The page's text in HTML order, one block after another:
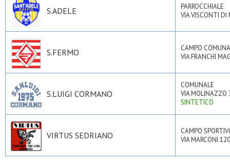
S.ADELE
PARROCCHIALE
VIA VISCONTI DI
S.FERMO
CAMPO
VIA FRANCHI
S.LUIGI CORMANO
COMUNALE
VIA MOLINAZZO
SINTETICO
VIRTUS SEDRIANO
CAMPO
VIA MARCONI